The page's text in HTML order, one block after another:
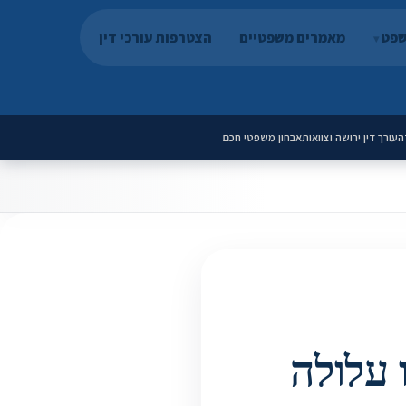
מאמרים משפטיים הצטרפות עורכי דין
עורך דין ירושה וצוואותאבחון משפטי חכם